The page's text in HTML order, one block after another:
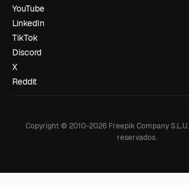
YouTube
LinkedIn
TikTok
Discord
X
Reddit
Copyright © 2010-2026Freepik Company S.L.U.
reservados.